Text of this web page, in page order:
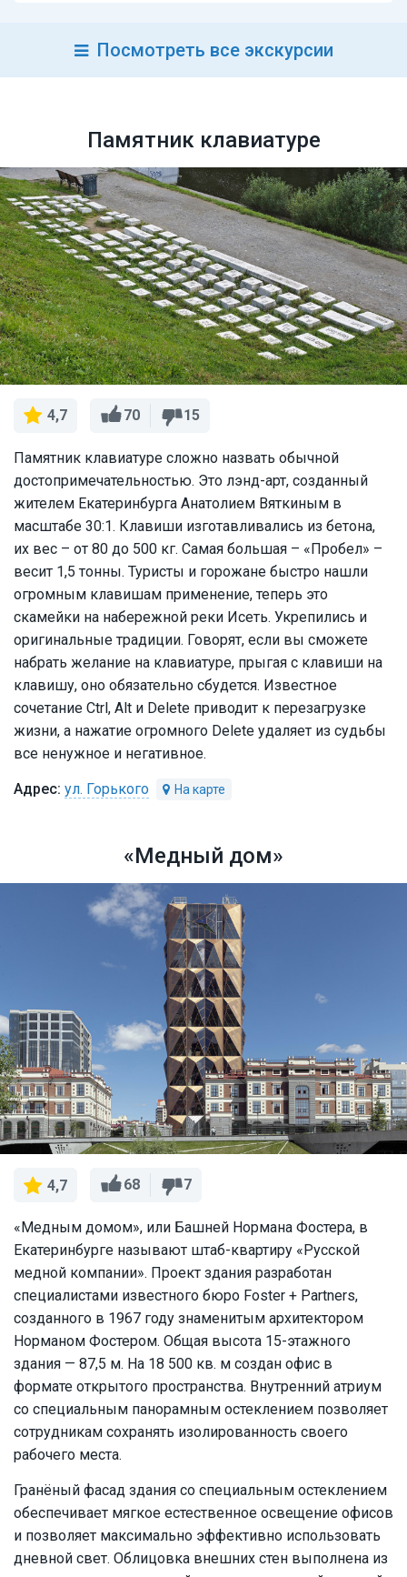
Посмотреть все экскурсии
Памятник клавиатуре
4,7 70 15
Памятник клавиатуре сложно назвать обычной
достопримечательностью. Это лэнд-арт, созданный
жителем Екатеринбурга Анатолием Вяткиным в
масштабе 30:1. Клавиши изготавливались из бетона,
их вес – от 80 до 500 кг. Самая большая – «Пробел» –
весит 1,5 тонны. Туристы и горожане быстро нашли
огромным клавишам применение, теперь это
скамейки на набережной реки Исеть. Укрепились и
оригинальные традиции. Говорят, если вы сможете
набрать желание на клавиатуре, прыгая с клавиши на
клавишу, оно обязательно сбудется. Известное
сочетание Ctrl, Alt и Delete приводит к перезагрузке
жизни, а нажатие огромного Delete удаляет из судьбы
все ненужное и негативное.
ул. Горького
«Медный дом»
4,7 68 7
«Медным домом», или Башней Нормана Фостера, в
Екатеринбурге называют штаб-квартиру «Русской
медной компании». Проект здания разработан
специалистами известного бюро Foster + Partners,
созданного в 1967 году знаменитым архитектором
Норманом Фостером. Общая высота 15-этажного
здания — 87,5 м. На 18 500 кв. м создан офис в
формате открытого пространства. Внутренний атриум
со специальным панорамным остеклением позволяет
сотрудникам сохранять изолированность своего
рабочего места.
Гранёный фасад здания со специальным остеклением
обеспечивает мягкое естественное освещение офисов
и позволяет максимально эффективно использовать
дневной свет. Облицовка внешних стен выполнена из